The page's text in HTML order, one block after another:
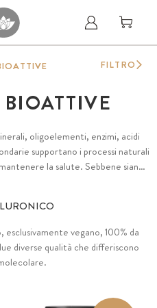
BIOATTIVE
oligoelementi, enzimi, acidi
supportano i processi naturali
la salute. Sebbene siano
o il collagene, possono essere
un integratore alimentare.
vegano, 100% da
diverse qualità che differiscono
FILTRO